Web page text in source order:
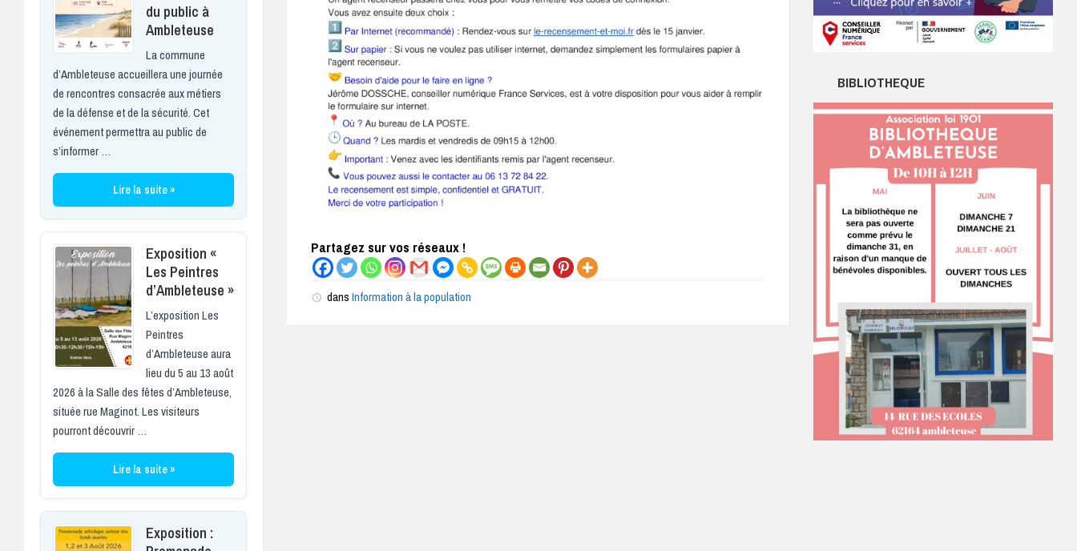
Partagez sur vos réseaux !
dansInformation à la population
du public à
Ambleteuse
La commune
d’Ambleteuse accueillera une journée
de rencontres consacrée aux métiers
de la défense et de la sécurité. Cet
événement permettra au public de
s’informer …
Lire la suite »
Exposition «
Les Peintres
d’Ambleteuse »
L’exposition Les
Peintres
d’Ambleteuse aura
lieu du 5 au 13 août
2026 à la Salle des fêtes d’Ambleteuse,
située rue Maginot. Les visiteurs
pourront découvrir …
Lire la suite »
Exposition :
BIBLIOTHEQUE